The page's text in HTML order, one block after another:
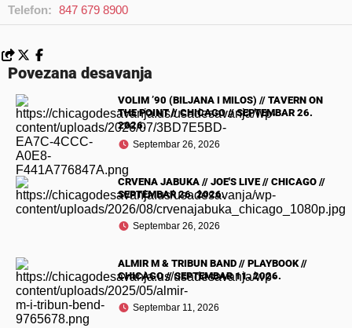
Telefon: 847 679 8900
Povezana desavanja
VOLIM ’90 (BILJANA I MILOS) // TAVERN ON
THE POINT // CHICAGO // SEPTEMBAR 26.
2026.
Septembar 26, 2026
CRVENA JABUKA // JOE'S LIVE // CHICAGO //
SEPTEMBAR 26. 2026.
Septembar 26, 2026
ALMIR M & TRIBUN BAND // PLAYBOOK //
CHICAGO // SEPTEMBAR 11. 2026.
Septembar 11, 2026